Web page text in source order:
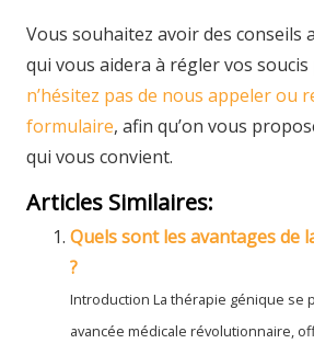
Vous souhaitez avoir des conseils
qui vous aidera à régler vos
n’hésitez pas de nous appeler ou
formulaire, afin qu’on vous
qui vous convient.
Articles Similaires:
Quels sont les avantages de
?
Introduction La thérapie génique se
avancée médicale révolutionnaire,